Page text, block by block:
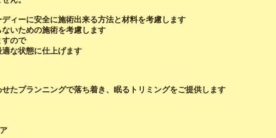
ィーに安全に施術出来る方法と材料を考慮します
いための施術を考慮します
すので
な状態に仕上げます
たプランニングで落ち着き、眠るトリミングをご提供します